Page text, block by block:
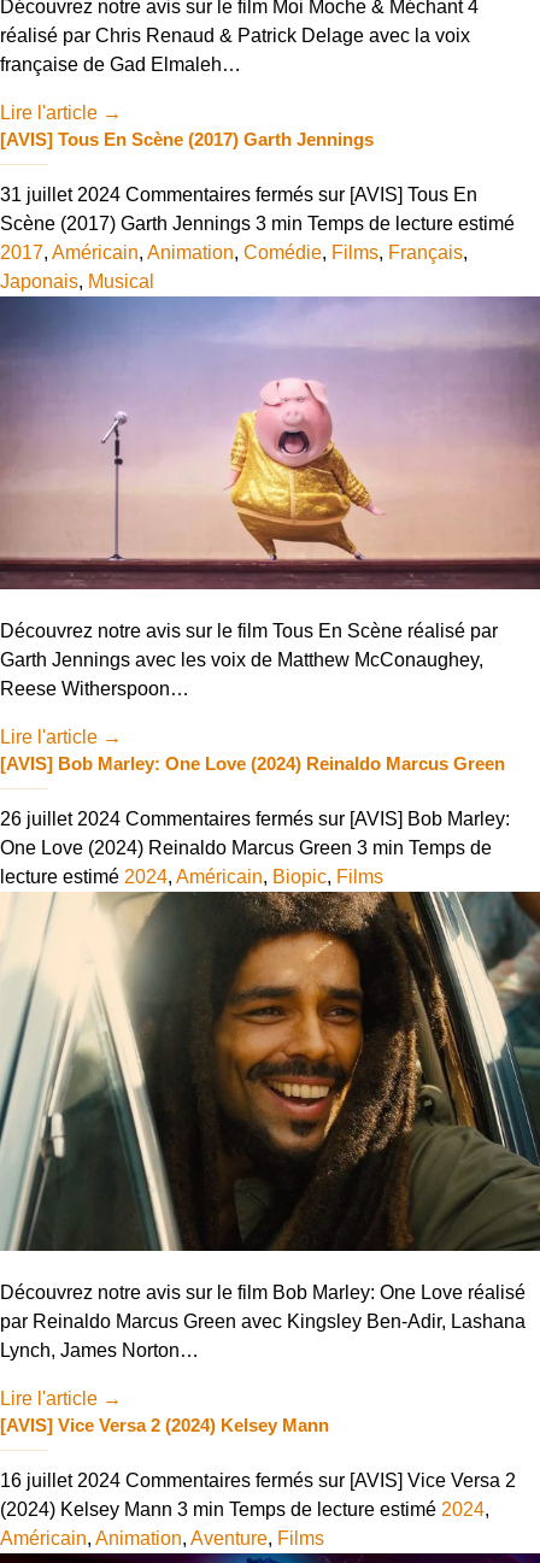
Découvrez notre avis sur le film Moi Moche & Méchant 4
réalisé par Chris Renaud & Patrick Delage avec la voix
française de Gad Elmaleh…
Lire l'article →
[AVIS] Tous En Scène (2017) Garth Jennings
31 juillet 2024 Commentaires fermés sur [AVIS] Tous En
Scène (2017) Garth Jennings 3 min Temps de lecture estimé
2017, Américain, Animation, Comédie, Films, Français,
Japonais, Musical
Découvrez notre avis sur le film Tous En Scène réalisé par
Garth Jennings avec les voix de Matthew McConaughey,
Reese Witherspoon…
Lire l'article →
[AVIS] Bob Marley: One Love (2024) Reinaldo Marcus Green
26 juillet 2024 Commentaires fermés sur [AVIS] Bob Marley:
One Love (2024) Reinaldo Marcus Green 3 min Temps de
lecture estimé 2024, Américain, Biopic, Films
Découvrez notre avis sur le film Bob Marley: One Love réalisé
par Reinaldo Marcus Green avec Kingsley Ben-Adir, Lashana
Lynch, James Norton…
Lire l'article →
[AVIS] Vice Versa 2 (2024) Kelsey Mann
16 juillet 2024 Commentaires fermés sur [AVIS] Vice Versa 2
(2024) Kelsey Mann 3 min Temps de lecture estimé 2024,
Américain, Animation, Aventure, Films